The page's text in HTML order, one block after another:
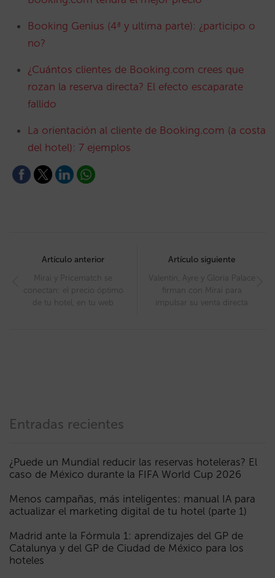
Booking Genius (4ª y ultima parte): ¿participo o
no?
¿Cuántos clientes de Booking.com crees que
rozan la reserva directa? El efecto escaparate
fallido
La orientación al cliente de Booking.com (a costa
del hotel): 7 ejemplos
navigation
Artículo anterior
Mirai y Pricematch se
conectan: el precio óptimo
de tu hotel, en tu web
Artículo siguiente
Valentín, Ayre y Gloria Palace
firman con Mirai para
impulsar su venta directa
Entradas recientes
¿Puede un Mundial reducir las reservas hoteleras? El
caso de México durante la FIFA World Cup 2026
Menos campañas, más inteligentes: manual IA para
actualizar el marketing digital de tu hotel (parte 1)
Madrid ante la Fórmula 1: aprendizajes del GP de
Catalunya y del GP de Ciudad de México para los
hoteles